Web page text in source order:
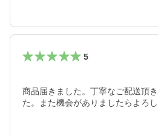
5
商品届きました。丁寧なご配送頂
た。また機会がありましたらよろ